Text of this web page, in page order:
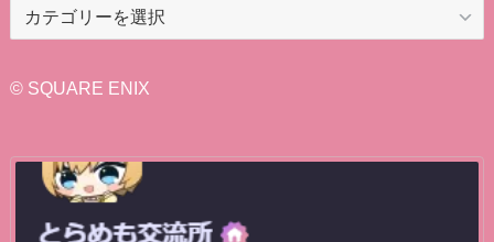
リ
© SQUARE ENIX